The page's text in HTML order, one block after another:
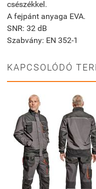
csészékkel.
A fejpánt anyaga EVA.
SNR: 32 dB
Szabvány: EN 352-1
KAPCSOLÓDÓ